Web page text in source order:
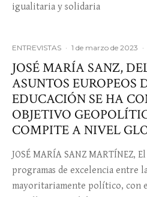
igualitaria y solidaria
ENTREVISTAS · 1 de marzo de 2023 ·
JOSÉ MARÍA SANZ,
ASUNTOS EUROPEOS
EDUCACIÓN SE HA
OBJETIVO
COMPITE A NIVEL
JOSÉ MARÍA SANZ MARTÍNEZ,
programas de excelencia entre
mayoritariamente político, con